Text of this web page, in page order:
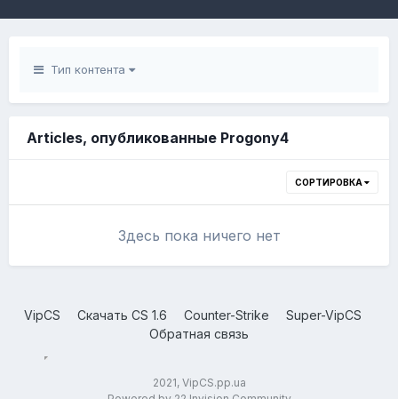
Тип контента
Articles, опубликованные Progony4
СОРТИРОВКА
Здесь пока ничего нет
VipCS Скачать CS 1.6 Counter-Strike
Super-VipCS
Обратная связь
2021, VipCS.pp.ua